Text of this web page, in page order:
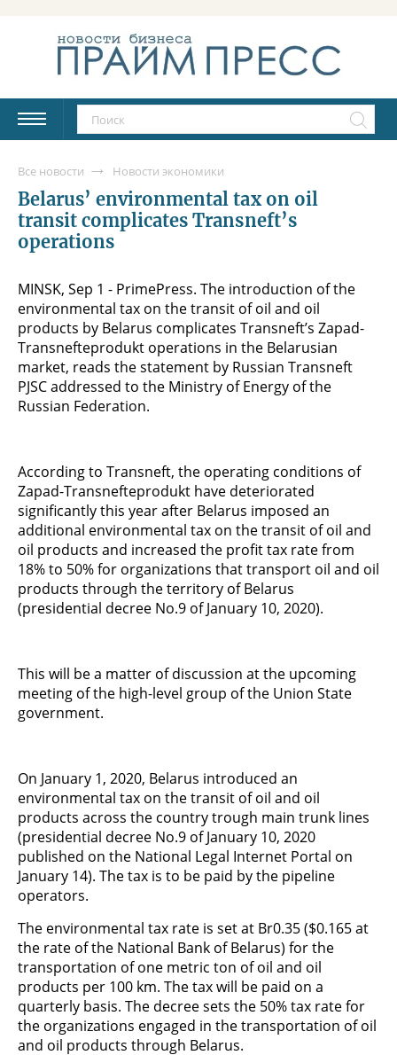
Все новости Новости экономики
Belarus’ environmental tax on oil
transit complicates Transneft’s
operations
MINSK, Sep 1 - PrimePress. The introduction of the
environmental tax on the transit of oil and oil
products by Belarus complicates Transneft’s Zapad-
Transnefteprodukt operations in the Belarusian
market, reads the statement by Russian Transneft
PJSC addressed to the Ministry of Energy of the
Russian Federation.
According to Transneft, the operating conditions of
Zapad-Transnefteprodukt have deteriorated
significantly this year after Belarus imposed an
additional environmental tax on the transit of oil and
oil products and increased the profit tax rate from
18% to 50% for organizations that transport oil and oil
products through the territory of Belarus
(presidential decree No.9 of January 10, 2020).
This will be a matter of discussion at the upcoming
meeting of the high-level group of the Union State
government.
On January 1, 2020, Belarus introduced an
environmental tax on the transit of oil and oil
products across the country trough main trunk lines
(presidential decree No.9 of January 10, 2020
published on the National Legal Internet Portal on
January 14). The tax is to be paid by the pipeline
operators.
The environmental tax rate is set at Br0.35 ($0.165 at
the rate of the National Bank of Belarus) for the
transportation of one metric ton of oil and oil
products per 100 km. The tax will be paid on a
quarterly basis. The decree sets the 50% tax rate for
the organizations engaged in the transportation of oil
and oil products through Belarus.